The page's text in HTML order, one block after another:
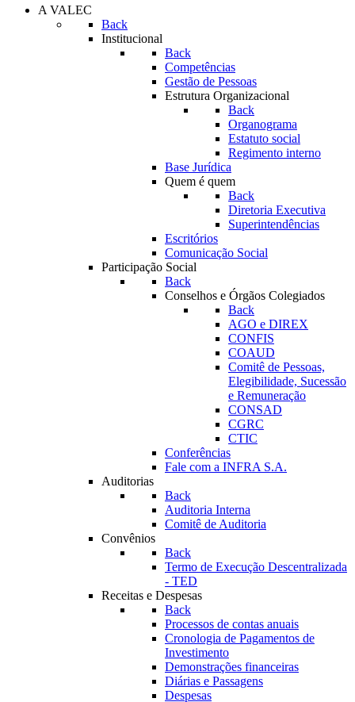
A VALEC
Back
Institucional
Back
Competências
Gestão de Pessoas
Estrutura Organizacional
Back
Organograma
Estatuto social
Regimento interno
Base Jurídica
Quem é quem
Back
Diretoria Executiva
Superintendências
Escritórios
Comunicação Social
Participação Social
Back
Conselhos e Órgãos Colegiados
Back
AGO e DIREX
CONFIS
COAUD
Comitê de Pessoas,
Elegibilidade, Sucessão
e Remuneração
CONSAD
CGRC
CTIC
Conferências
Fale com a INFRA S.A.
Auditorias
Back
Auditoria Interna
Comitê de Auditoria
Convênios
Back
Termo de Execução Descentralizada
- TED
Receitas e Despesas
Back
Processos de contas anuais
Cronologia de Pagamentos de
Investimento
Demonstrações financeiras
Diárias e Passagens
Despesas